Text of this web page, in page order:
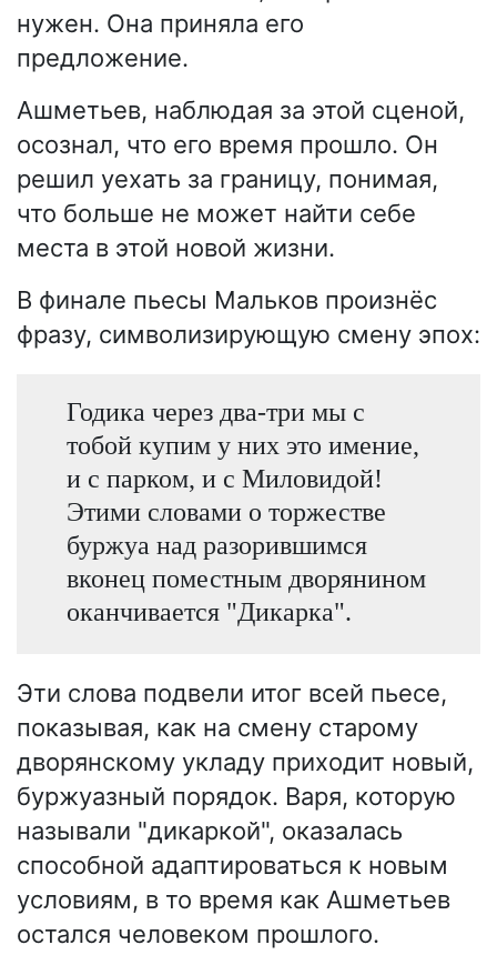
нужен. Она приняла его
предложение.
Ашметьев, наблюдая за этой сценой,
осознал, что его время прошло. Он
решил уехать за границу, понимая,
что больше не может найти себе
места в этой новой жизни.
В финале пьесы Мальков произнёс
фразу, символизирующую смену эпох:
Годика через два-три мы с
тобой купим у них это имение,
и с парком, и с Миловидой!
Этими словами о торжестве
буржуа над разорившимся
вконец поместным дворянином
оканчивается "Дикарка".
Эти слова подвели итог всей пьесе,
показывая, как на смену старому
дворянскому укладу приходит новый,
буржуазный порядок. Варя, которую
называли "дикаркой", оказалась
способной адаптироваться к новым
условиям, в то время как Ашметьев
остался человеком прошлого.